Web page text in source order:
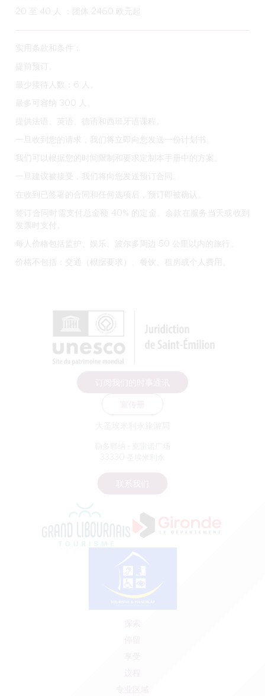
20 至 40 人 ：团体 2460 欧元起
实用条款和条件：
提前预订。
最少接待人数：6 人。
最多可容纳 300 人。
提供法语、英语、德语和西班牙语课程。
一旦收到您的请求，我们将立即向您发送一份计划书。
我们可以根据您的时间限制和要求定制本手册中的方案。
一旦建议被接受，我们将向您发送预订合同。
在收到已签署的合同和任何选项后，预订即被确认。
签订合同时需支付总金额 40% 的定金。余款在服务当天或收到
发票时支付。
每人价格包括 监护、娱乐、波尔多周边 50 公里以内的旅行。
价格不包括： 交通（根据要求）、餐饮、租房或个人费用。